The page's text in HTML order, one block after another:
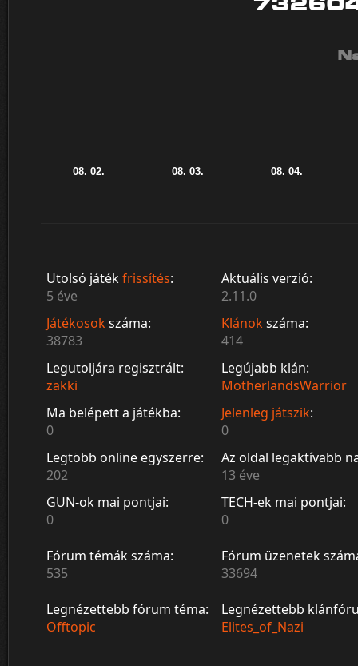
Utolsó játékfrissítés:
5 éve
Aktuális verzió:
2.11.0
Játékosokszáma:
38783
Klánokszáma:
414
Legutoljára regisztrált:
zakki
Legújabb klán:
MotherlandsWarrior
Ma belépett a játékba:
0
Jelenleg játszik:
0
Legtöbb online egyszerre:
202
Az oldal legaktívabb
13 éve
GUN-ok mai pontjai:
0
TECH-ek mai pontjai:
0
Fórum témák száma:
535
Fórum üzenetek
33694
Legnézettebb fórum téma:
Offtopic
Legnézettebb
Elites_of_Nazi